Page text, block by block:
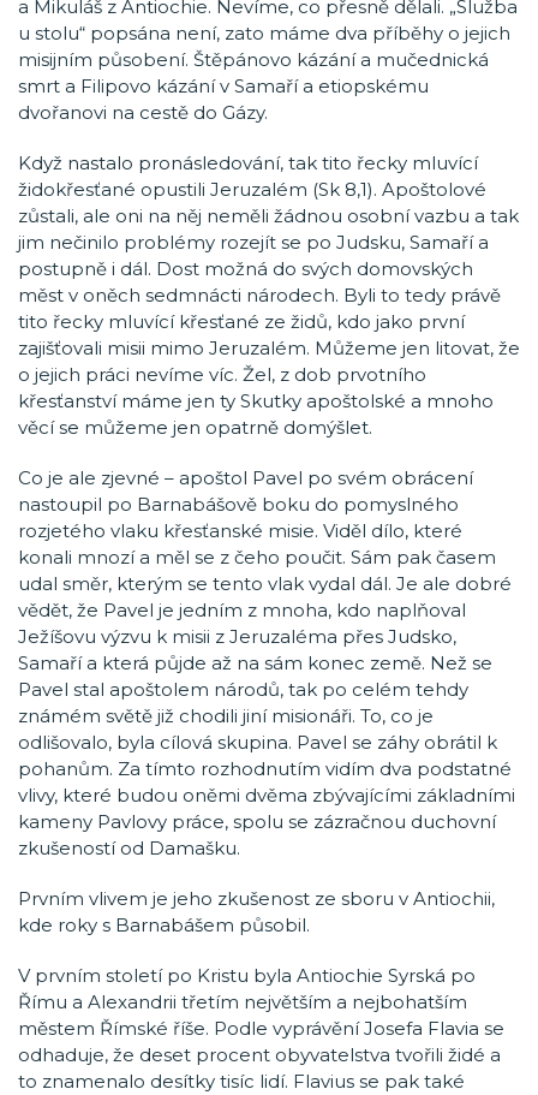
a Mikuláš z Antiochie. Nevíme, co přesně dělali. „Služba
u stolu“ popsána není, zato máme dva příběhy o jejich
misijním působení. Štěpánovo kázání a mučednická
smrt a Filipovo kázání v Samaří a etiopskému
dvořanovi na cestě do Gázy.
Když nastalo pronásledování, tak tito řecky mluvící
židokřesťané opustili Jeruzalém (Sk 8,1). Apoštolové
zůstali, ale oni na něj neměli žádnou osobní vazbu a tak
jim nečinilo problémy rozejít se po Judsku, Samaří a
postupně i dál. Dost možná do svých domovských
měst v oněch sedmnácti národech. Byli to tedy právě
tito řecky mluvící křesťané ze židů, kdo jako první
zajišťovali misii mimo Jeruzalém. Můžeme jen litovat, že
o jejich práci nevíme víc. Žel, z dob prvotního
křesťanství máme jen ty Skutky apoštolské a mnoho
věcí se můžeme jen opatrně domýšlet.
Co je ale zjevné – apoštol Pavel po svém obrácení
nastoupil po Barnabášově boku do pomyslného
rozjetého vlaku křesťanské misie. Viděl dílo, které
konali mnozí a měl se z čeho poučit. Sám pak časem
udal směr, kterým se tento vlak vydal dál. Je ale dobré
vědět, že Pavel je jedním z mnoha, kdo naplňoval
Ježíšovu výzvu k misii z Jeruzaléma přes Judsko,
Samaří a která půjde až na sám konec země. Než se
Pavel stal apoštolem národů, tak po celém tehdy
známém světě již chodili jiní misionáři. To, co je
odlišovalo, byla cílová skupina. Pavel se záhy obrátil k
pohanům. Za tímto rozhodnutím vidím dva podstatné
vlivy, které budou oněmi dvěma zbývajícími základními
kameny Pavlovy práce, spolu se zázračnou duchovní
zkušeností od Damašku.
Prvním vlivem je jeho zkušenost ze sboru v Antiochii,
kde roky s Barnabášem působil.
V prvním století po Kristu byla Antiochie Syrská po
Římu a Alexandrii třetím největším a nejbohatším
městem Římské říše. Podle vyprávění Josefa Flavia se
odhaduje, že deset procent obyvatelstva tvořili židé a
to znamenalo desítky tisíc lidí. Flavius se pak také